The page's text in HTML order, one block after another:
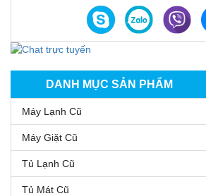
DANH MỤC SẢN PHẨM
Máy Lạnh Cũ
Máy Giặt Cũ
Tủ Lạnh Cũ
Tủ Mát Cũ